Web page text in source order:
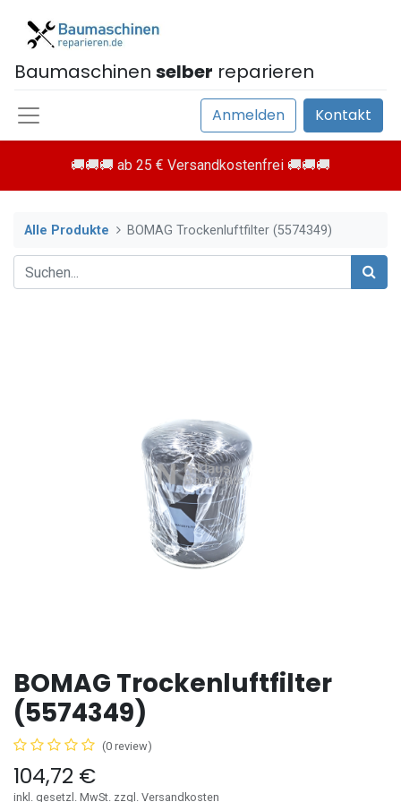
Baumaschinen selber reparieren
Anmelden Kontakt
🚚🚚🚚 ab 25 € Versandkostenfrei 🚚🚚🚚
Alle Produkte BOMAG Trockenluftfilter (5574349)
BOMAG Trockenluftfilter
(5574349)
(0 review)
104,72 €
inkl. gesetzl. MwSt. zzgl. Versandkosten